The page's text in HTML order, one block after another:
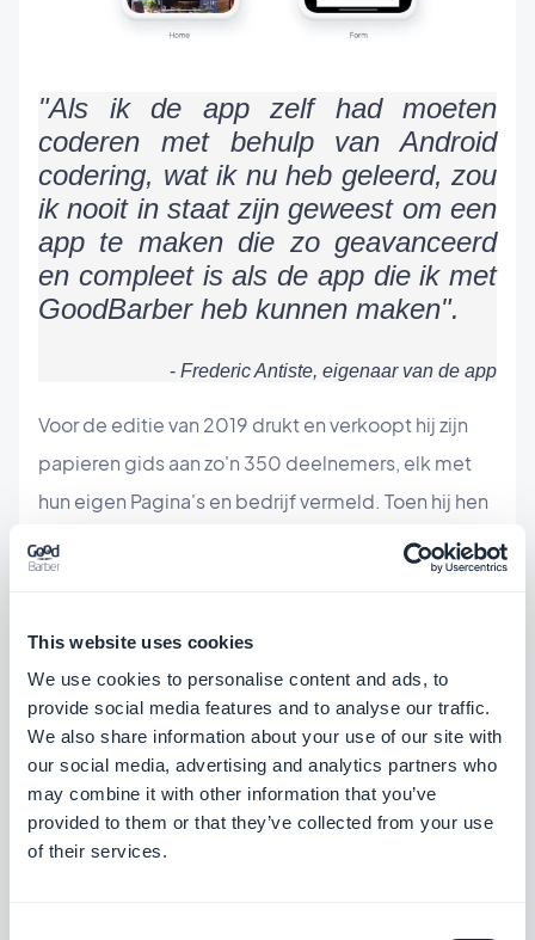
This website uses cookies
We use cookies to personalise content and ads, to
provide social media features and to analyse our traffic.
We also share information about your use of our site with
our social media, advertising and analytics partners who
may combine it with other information that you’ve
provided to them or that they’ve collected from your use
of their services.
"Als ik de app zelf had moeten
coderen met behulp van Android
codering, wat ik nu heb geleerd, zou
ik nooit in staat zijn geweest om een
app te maken die zo geavanceerd
en compleet is als de app die ik met
GoodBarber heb kunnen maken".
- Frederic Antiste, eigenaar van de app
Voor de editie van 2019 drukt en verkoopt hij zijn
papieren gids aan zo'n 350 deelnemers, elk met
hun eigen Pagina's en bedrijf vermeld. Toen hij hen
uitlegde dat er naast de gedrukte editie ook een
mobiele applicatie was, was hij verrast door de
ons niet, wat ons interesseert is de app". Op dat
moment wist hij dat hij er goed aan had gedaan om
de gids te digitaliseren.
De ervaring van het maken van zijn app met
GoodBarber inspireerde hem zo erg dat hij besloot
om zijn carrière in drukkerij en marketing vaarwel te